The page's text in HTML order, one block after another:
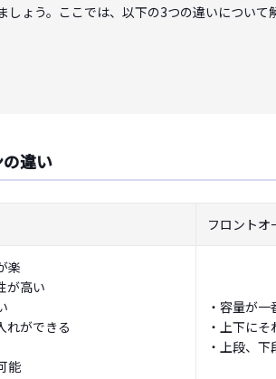
ょう。ここでは、以下の3つの違いについて
違い
フロントオ
楽
が高い
れができる
能
・容量が一
・上下に
・上段、